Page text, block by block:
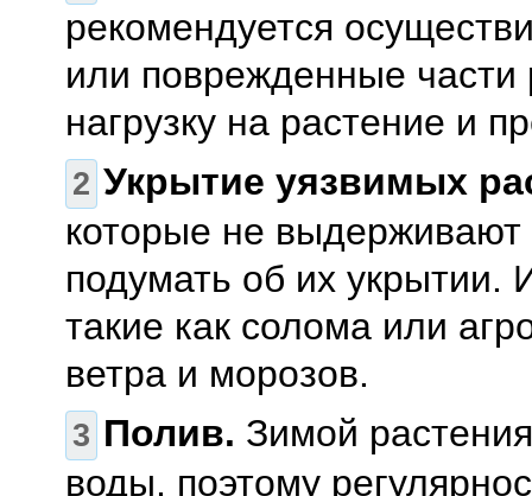
рекомендуется
или поврежденные
нагрузку на растение и
Укрытие уязвимых
которые не выдерживают
подумать об их укрытии.
такие как солома или
ветра и морозов.
Полив. Зимой
воды, поэтому